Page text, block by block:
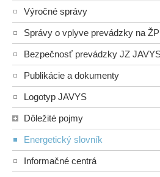
Výročné správy
Správy o vplyve prevádzky na ŽP
Bezpečnosť prevádzky JZ
Publikácie a dokumenty
Logotyp JAVYS
Dôležité pojmy
Energetický slovník
Informačné centrá